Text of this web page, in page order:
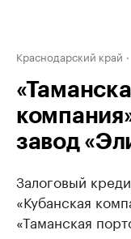
Краснодарский край
завод
Залоговый
«Кубанская
«Таманская